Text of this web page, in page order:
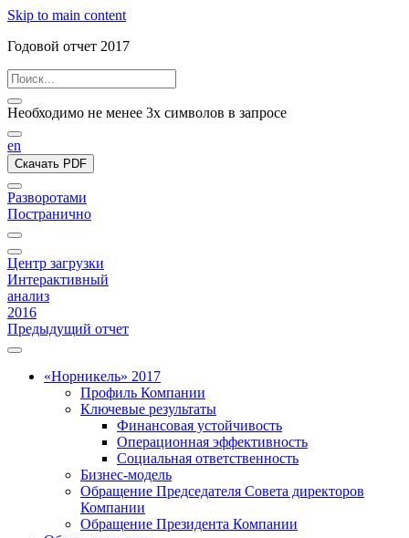
Skip to main content
Годовой отчет 2017
Необходимо не менее 3х символов в запросе
en
Скачать PDF
Разворотами
Постранично
Центр загрузки
Интерактивный
анализ
2016
Предыдущий отчет
«Норникель» 2017
Профиль Компании
Ключевые результаты
Финансовая устойчивость
Операционная эффективность
Социальная ответственность
Бизнес-модель
Обращение Председателя Совета директоров
Компании
Обращение Президента Компании